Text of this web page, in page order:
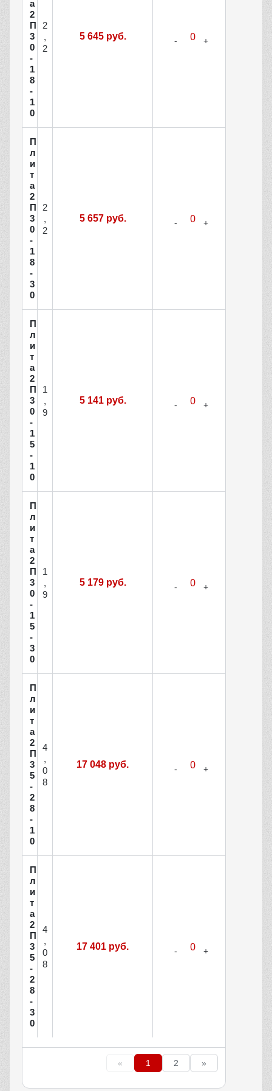
а
2
П
3
0
-
1
8
-
1
0
2
,
2
5 645 руб.
П
л
и
т
а
2
П
3
0
-
1
8
-
3
0
2
,
2
5 657 руб.
П
л
и
т
а
2
П
3
0
-
1
5
-
1
0
1
,
9
5 141 руб.
П
л
и
т
а
2
П
3
0
-
1
5
-
3
0
1
,
9
5 179 руб.
П
л
и
т
а
2
П
3
5
-
2
8
-
1
0
4
,
0
8
17 048 руб.
П
л
и
т
а
2
П
3
5
-
2
8
-
3
0
4
,
0
8
17 401 руб.
« 1 2 »